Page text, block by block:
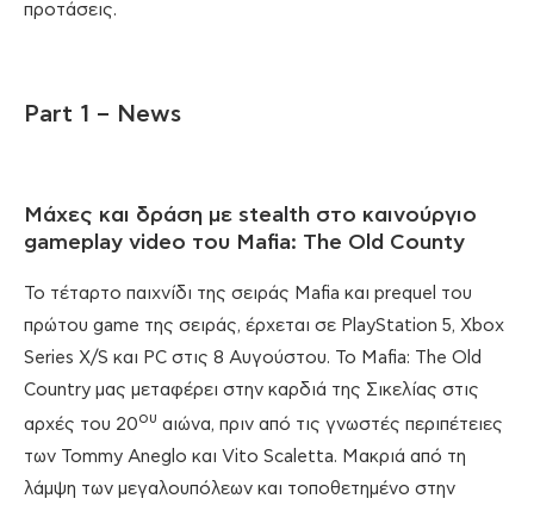
προτάσεις.
Part 1 – News
Μάχες και δράση με stealth στο καινούργιο
gameplay video του Mafia: The Old County
Το τέταρτο παιχνίδι της σειράς Mafia και prequel του
πρώτου game της σειράς, έρχεται σε PlayStation 5, Xbox
Series X/S και PC στις 8 Αυγούστου. Το Mafia: The Old
Country μας μεταφέρει στην καρδιά της Σικελίας στις
αρχές του 20ου αιώνα, πριν από τις γνωστές περιπέτειες
των Tommy Aneglo και Vito Scaletta. Μακριά από τη
λάμψη των μεγαλουπόλεων και τοποθετημένο στην